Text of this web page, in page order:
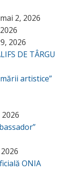
mai 2, 2026
2026
DE TÂRGU
artistice”
ONIA